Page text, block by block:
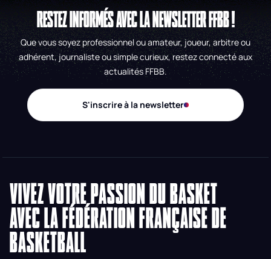
RESTEZ INFORMÉS AVEC LA NEWSLETTER FFBB !
Que vous soyez professionnel ou amateur, joueur, arbitre ou
adhérent, journaliste ou simple curieux, restez connecté aux
actualités FFBB.
S'inscrire à la newsletter
VIVEZ VOTRE PASSION DU BASKET
AVEC LA FÉDÉRATION FRANÇAISE DE
BASKETBALL